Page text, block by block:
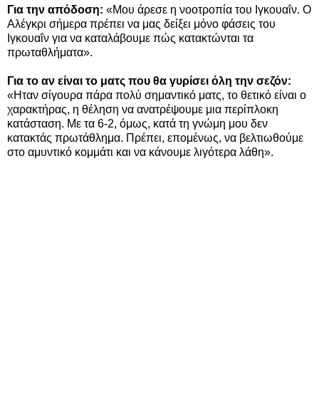
Για την απόδοση: «Μου άρεσε η νοοτροπία του Ιγκουαΐν. Ο
Αλέγκρι σήμερα πρέπει να μας δείξει μόνο φάσεις του
Ιγκουαΐν για να καταλάβουμε πώς κατακτώνται τα
πρωταθλήματα».
Για το αν είναι το ματς που θα γυρίσει όλη την σεζόν:
«Ηταν σίγουρα πάρα πολύ σημαντικό ματς, το θετικό είναι ο
χαρακτήρας, η θέληση να ανατρέψουμε μια περίπλοκη
κατάσταση. Με τα 6-2, όμως, κατά τη γνώμη μου δεν
κατακτάς πρωτάθλημα. Πρέπει, επομένως, να βελτιωθούμε
στο αμυντικό κομμάτι και να κάνουμε λιγότερα λάθη».